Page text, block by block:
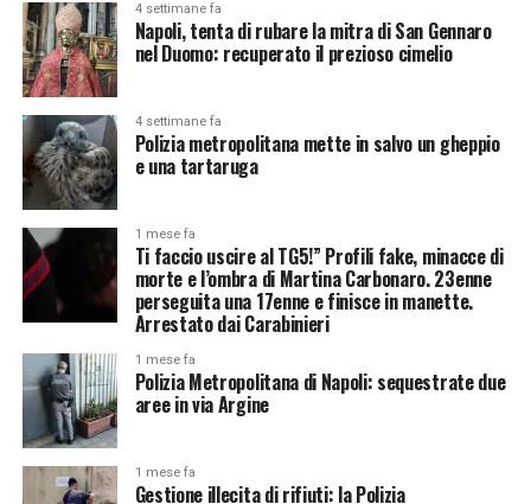
4 settimane fa
Napoli, tenta di rubare la mitra di San Gennaro
nel Duomo: recuperato il prezioso cimelio
4 settimane fa
Polizia metropolitana mette in salvo un gheppio
e una tartaruga
1 mese fa
Ti faccio uscire al TG5!” Profili fake, minacce di
morte e l’ombra di Martina Carbonaro. 23enne
perseguita una 17enne e finisce in manette.
Arrestato dai Carabinieri
1 mese fa
Polizia Metropolitana di Napoli: sequestrate due
aree in via Argine
1 mese fa
Gestione illecita di rifiuti: la Polizia